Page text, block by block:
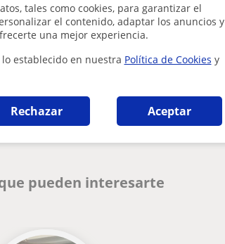
tales como cookies, para garantizar el
el contenido, adaptar los anuncios y
una mejor experiencia.
lo establecido en nuestra Política de Cookies y
Rechazar Aceptar
en este perfil?
pueden interesarte